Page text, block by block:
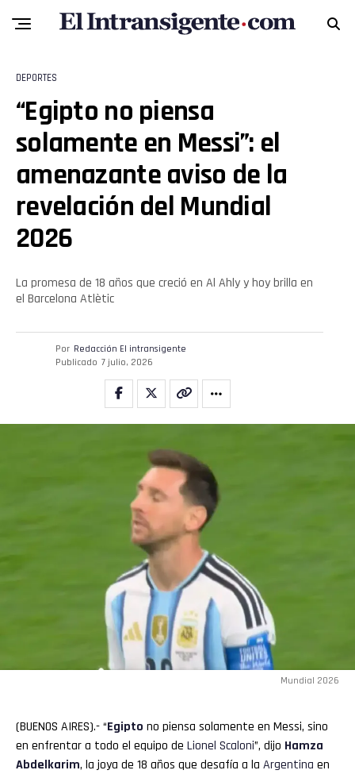
DEPORTES
“Egipto no piensa
solamente en Messi”: el
amenazante aviso de la
revelación del Mundial
2026
La promesa de 18 años que creció en Al Ahly y hoy brilla en
el Barcelona Atlètic
Por Redacción El intransigente
Publicado 7 julio, 2026
Mundial 2026
(BUENOS AIRES).- “Egipto no piensa solamente en Messi, sino
en enfrentar a todo el equipo de Lionel Scaloni”, dijo Hamza
Abdelkarim, la joya de 18 años que desafía a la Argentina en
Reddit
Whatsapp